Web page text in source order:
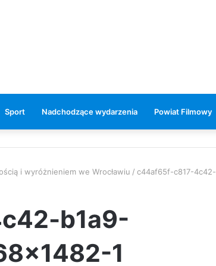
Sport Nadchodzące wydarzenia Powiat Filmowy
i wyróżnieniem we Wrocławiu / c44af65f-c817-4c42-
b1a9-
1